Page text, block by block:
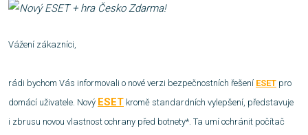
Vážení zákazníci,
rádi bychom Vás informovali o nové verzi bezpečnostních řešení ESET pro
domácí uživatele. Nový ESET kromě standardních vylepšení, představuje
i zbrusu novou vlastnost ochrany před botnety*. Ta umí ochránit počítač